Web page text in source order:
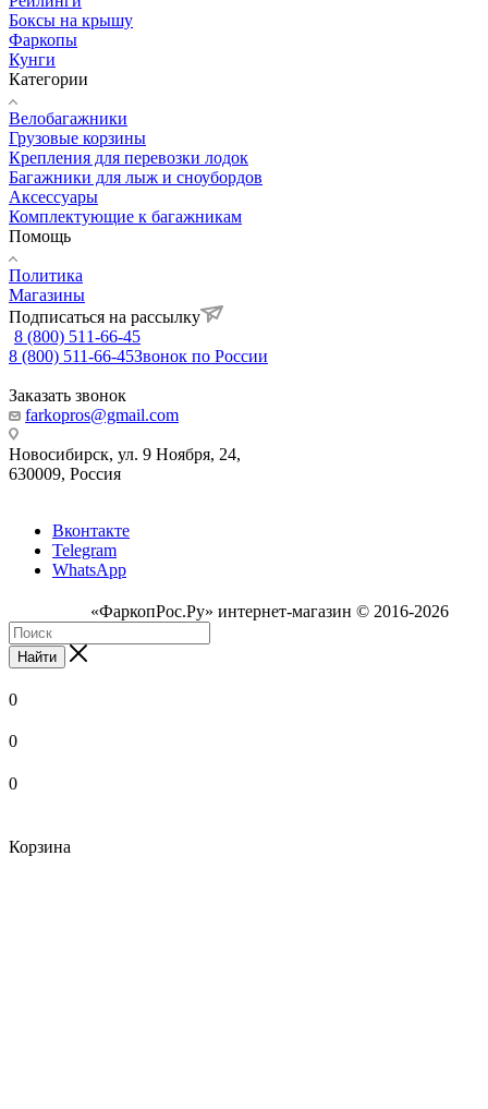
Боксы на крышу
Фаркопы
Кунги
Категории
Велобагажники
Грузовые корзины
Крепления для перевозки лодок
Багажники для лыж и сноубордов
Аксессуары
Комплектующие к багажникам
Помощь
Политика
Магазины
Подписаться на рассылку
8 (800) 511-66-45
8 (800) 511-66-45Звонок по России
Заказать звонок
farkopros@gmail.com
Новосибирск, ул. 9 Ноября, 24,
630009, Россия
Вконтакте
Telegram
WhatsApp
«ФаркопРос.Ру» интернет-магазин © 2016-2026
Найти
0
0
0
Корзина